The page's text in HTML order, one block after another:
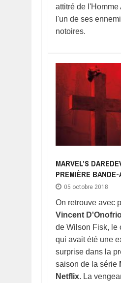
attitré de l'Homme
l'un de ses
notoires.
MARVEL’S
PREMIÈRE
05 octobre 2018
On retrouve avec
Vincent
de Wilson Fisk, le
qui avait été une
surprise dans la
saison de la série
Netflix. La